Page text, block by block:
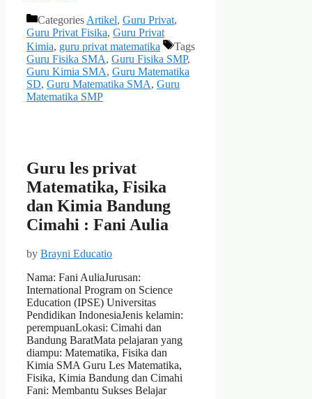
Categories Artikel, Guru Privat,
Guru Privat Fisika, Guru Privat
Kimia, guru privat matematika
Tags
Guru Fisika SMA, Guru Fisika SMP,
Guru Kimia SMA, Guru Matematika
SD, Guru Matematika SMA, Guru
Matematika SMP
Guru les privat
Matematika, Fisika
dan Kimia Bandung
Cimahi : Fani Aulia
by Brayni Educatio
Nama: Fani AuliaJurusan:
International Program on Science
Education (IPSE) Universitas
Pendidikan IndonesiaJenis kelamin:
perempuanLokasi: Cimahi dan
Bandung BaratMata pelajaran yang
diampu: Matematika, Fisika dan
Kimia SMA Guru Les Matematika,
Fisika, Kimia Bandung dan Cimahi
Fani: Membantu Sukses Belajar